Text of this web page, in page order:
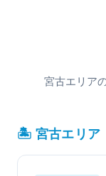
宮古エリア
🏝 宮古エリア